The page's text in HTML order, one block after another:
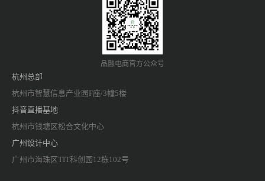
品融电商官方公众号
杭州总部
杭州市智慧信息产业园F座/3幢5楼
抖音直播基地
杭州市钱塘区松合文化中心
广州设计中心
广州市海珠区TIT科创园12栋102号